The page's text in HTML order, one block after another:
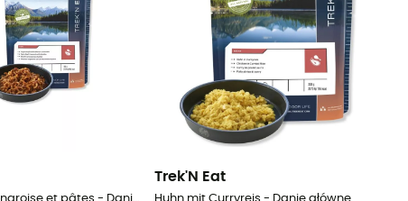
Bœuf à la hongroise et pâtes - Danie główne
Trek'N Eat
Huhn mit Curryreis - Danie główne